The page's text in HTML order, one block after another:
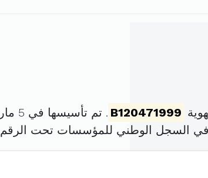
B120471999 . تم تأسيسها في 5 مارس 1999 برأس مال قدره
السجل الوطني للمؤسسات تحت الرقم